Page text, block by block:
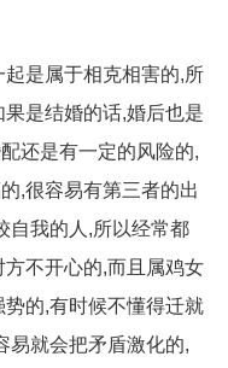
是属于相克相害的,所
是结婚的话,婚后也是
还是有一定的风险的,
,很容易有第三者的出
自我的人,所以经常都
不开心的,而且属鸡女
的,有时候不懂得迁就
易就会把矛盾激化的,